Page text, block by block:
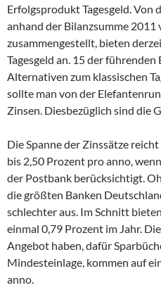
Erfolgsprodukt Tagesgeld. Von
anhand der Bilanzsumme 2011
zusammengestellt, bieten
Tagesgeld an. 15 der
Alternativen zum klassischen
sollte man von der
Zinsen. Diesbezüglich sind die
Die Spanne der Zinssätze
bis 2,50 Prozent pro anno,
der Postbank berücksichtigt.
die größten Banken
schlechter aus. Im Schnitt
einmal 0,79 Prozent im Jahr.
Angebot haben, dafür
Mindesteinlage, kommen auf
anno.